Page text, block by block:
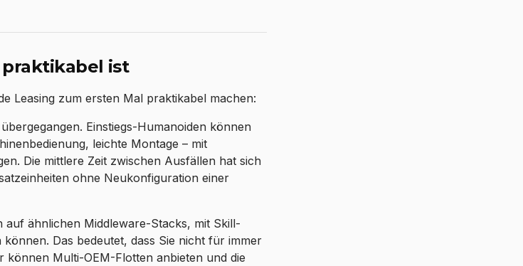
ist
Leasing zum ersten Mal praktikabel machen:
Einstiegs-Humanoiden können
leichte Montage – mit
Die mittlere Zeit zwischen Ausfällen hat sich
ohne Neukonfiguration einer
ähnlichen Middleware-Stacks, mit Skill-
Das bedeutet, dass Sie nicht für immer
können Multi-OEM-Flotten anbieten und die